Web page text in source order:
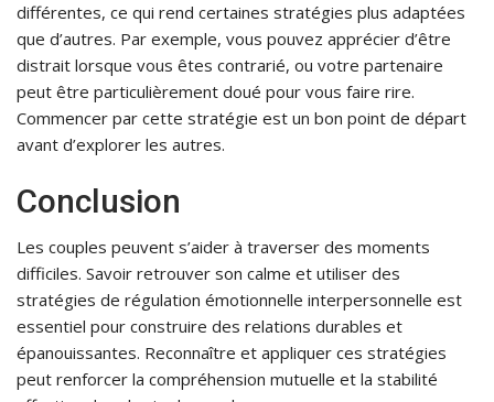
différentes, ce qui rend certaines stratégies plus adaptées
que d’autres. Par exemple, vous pouvez apprécier d’être
distrait lorsque vous êtes contrarié, ou votre partenaire
peut être particulièrement doué pour vous faire rire.
Commencer par cette stratégie est un bon point de départ
avant d’explorer les autres.
Conclusion
Les couples peuvent s’aider à traverser des moments
difficiles. Savoir retrouver son calme et utiliser des
stratégies de régulation émotionnelle interpersonnelle est
essentiel pour construire des relations durables et
épanouissantes. Reconnaître et appliquer ces stratégies
peut renforcer la compréhension mutuelle et la stabilité